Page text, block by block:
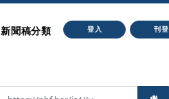
新聞稿分類 登入 刊登